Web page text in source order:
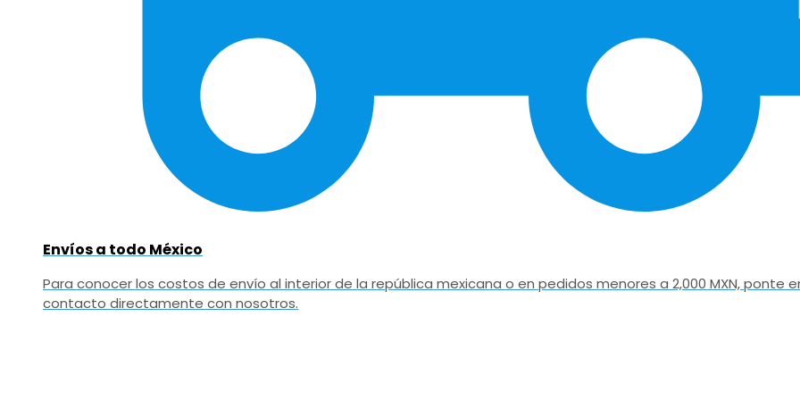
Envíos a todo México
Para conocer los costos de envío al interior de la república mexicana o en pedidos menores a 2,000 MXN, ponte
contacto directamente con nosotros.